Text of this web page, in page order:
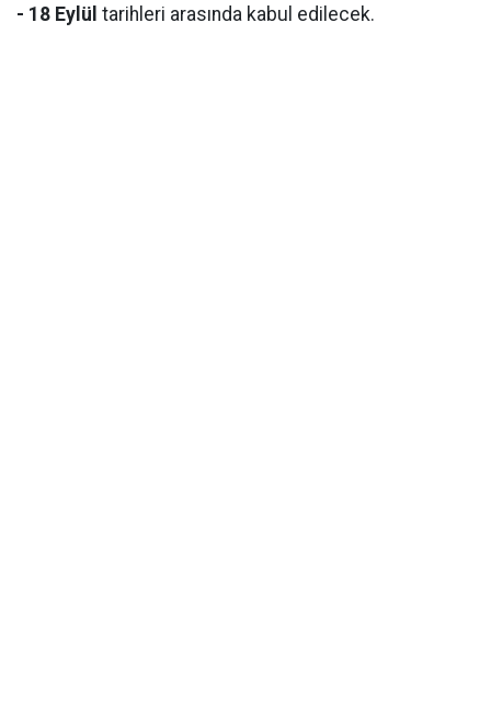
- 18 Eylül tarihleri arasında kabul edilecek.